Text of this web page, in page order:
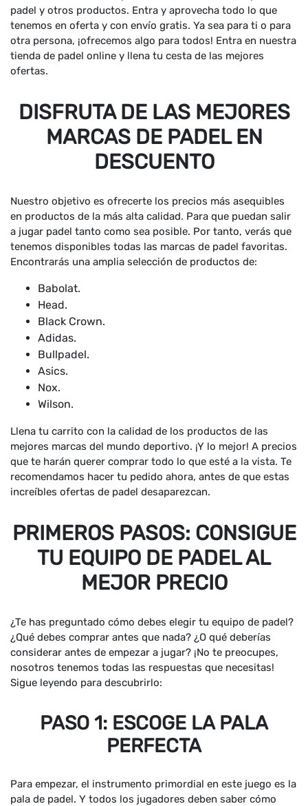
padel y otros productos. Entra y aprovecha todo lo que
tenemos en oferta y con envío gratis. Ya sea para ti o para
otra persona, ¡ofrecemos algo para todos! Entra en nuestra
tienda de padel online y llena tu cesta de las mejores
ofertas.
DISFRUTA DE LAS MEJORES
MARCAS DE PADEL EN
DESCUENTO
Nuestro objetivo es ofrecerte los precios más asequibles
en productos de la más alta calidad. Para que puedan salir
a jugar padel tanto como sea posible. Por tanto, verás que
tenemos disponibles todas las marcas de padel favoritas.
Encontrarás una amplia selección de productos de:
Babolat.
Head.
Black Crown.
Adidas.
Bullpadel.
Asics.
Nox.
Wilson.
Llena tu carrito con la calidad de los productos de las
mejores marcas del mundo deportivo. ¡Y lo mejor! A precios
que te harán querer comprar todo lo que esté a la vista. Te
recomendamos hacer tu pedido ahora, antes de que estas
increíbles ofertas de padel desaparezcan.
PRIMEROS PASOS: CONSIGUE
TU EQUIPO DE PADEL AL
MEJOR PRECIO
¿Te has preguntado cómo debes elegir tu equipo de padel?
¿Qué debes comprar antes que nada? ¿O qué deberías
considerar antes de empezar a jugar? ¡No te preocupes,
nosotros tenemos todas las respuestas que necesitas!
Sigue leyendo para descubrirlo:
PASO 1: ESCOGE LA PALA
PERFECTA
Para empezar, el instrumento primordial en este juego es la
pala de padel. Y todos los jugadores deben saber cómo